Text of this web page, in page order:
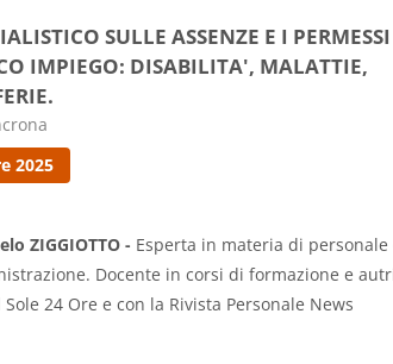
SULLE ASSENZE E I PERMESSI
IMPIEGO: DISABILITA', MALATTIE,
2025
ZIGGIOTTO - Esperta in materia di personale
Docente in corsi di formazione e
24 Ore e con la Rivista Personale News